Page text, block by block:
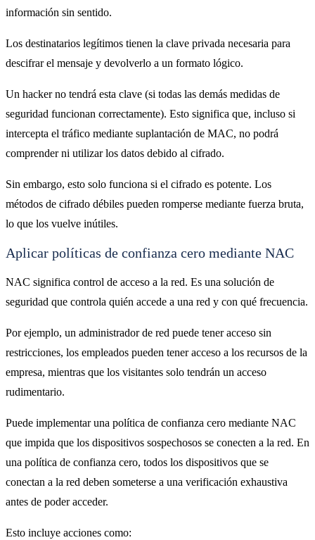
información sin sentido.
Los destinatarios legítimos tienen la clave privada necesaria para
descifrar el mensaje y devolverlo a un formato lógico.
Un hacker no tendrá esta clave (si todas las demás medidas de
seguridad funcionan correctamente). Esto significa que, incluso si
intercepta el tráfico mediante suplantación de MAC, no podrá
comprender ni utilizar los datos debido al cifrado.
Sin embargo, esto solo funciona si el cifrado es potente. Los
métodos de cifrado débiles pueden romperse mediante fuerza bruta,
lo que los vuelve inútiles.
Aplicar políticas de confianza cero mediante NAC
NAC significa control de acceso a la red. Es una solución de
seguridad que controla quién accede a una red y con qué frecuencia.
Por ejemplo, un administrador de red puede tener acceso sin
restricciones, los empleados pueden tener acceso a los recursos de la
empresa, mientras que los visitantes solo tendrán un acceso
rudimentario.
Puede implementar una política de confianza cero mediante NAC
que impida que los dispositivos sospechosos se conecten a la red. En
una política de confianza cero, todos los dispositivos que se
conectan a la red deben someterse a una verificación exhaustiva
antes de poder acceder.
Esto incluye acciones como: